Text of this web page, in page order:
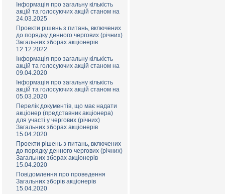
Інформація про загальну кількість
акцій та голосуючих акцій станом на
24.03.2025
Проекти рішень з питань, включених
до порядку денного чергових (річних)
Загальних зборах акціонерів
12.12.2022
Інформація про загальну кількість
акцій та голосуючих акцій станом на
09.04.2020
Інформація про загальну кількість
акцій та голосуючих акцій станом на
05.03.2020
Перелік документів, що має надати
акціонер (представник акціонера)
для участі у чергових (річних)
Загальних зборах акціонерів
15.04.2020
Проекти рішень з питань, включених
до порядку денного чергових (річних)
Загальних зборах акціонерів
15.04.2020
Повідомлення про проведення
Загальних зборів акціонерів
15.04.2020